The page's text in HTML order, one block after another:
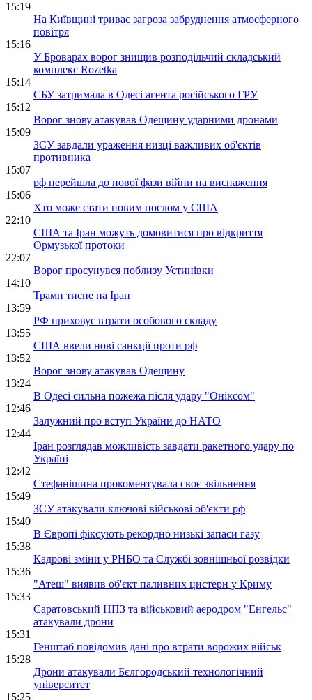
15:19
На Київщині триває загроза забруднення атмосферного
повітря
15:16
У Броварах ворог знищив розподільчий складський
комплекс Rozetka
15:14
СБУ затримала в Одесі агента російського ГРУ
15:12
Ворог знову атакував Одещину ударними дронами
15:09
ЗСУ завдали ураження низці важливих об'єктів
противника
15:07
рф перейшла до нової фази війни на виснаження
15:06
Хто може стати новим послом у США
22:10
США та Іран можуть домовитися про відкриття
Ормузької протоки
22:07
Ворог просунувся поблизу Устинівки
14:10
Трамп тисне на Іран
13:59
РФ приховує втрати особового складу
13:55
США ввели нові санкції проти рф
13:52
Ворог знову атакував Одещину
13:24
В Одесі сильна пожежа після удару "Оніксом"
12:46
Залужний про вступ України до НАТО
12:44
Іран розглядав можливість завдати ракетного удару по
Україні
12:42
Стефанішина прокоментувала своє звільнення
15:49
ЗСУ атакували ключові військові об'єкти рф
15:40
В Європі фіксують рекордно низькі запаси газу
15:38
Кадрові зміни у РНБО та Службі зовнішньої розвідки
15:36
"Атеш" виявив об'єкт паливних цистерн у Криму
15:33
Саратовський НПЗ та військовий аеродром "Енгельс"
атакували дрони
15:31
Генштаб повідомив дані про втрати ворожих військ
15:28
Дрони атакували Бєлгородський технологічний
університет
15:25